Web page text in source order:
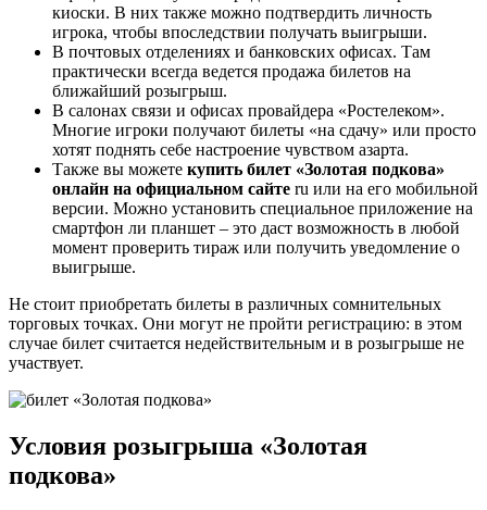
киоски. В них также можно подтвердить личность
игрока, чтобы впоследствии получать выигрыши.
В почтовых отделениях и банковских офисах. Там
практически всегда ведется продажа билетов на
ближайший розыгрыш.
В салонах связи и офисах провайдера «Ростелеком».
Многие игроки получают билеты «на сдачу» или просто
хотят поднять себе настроение чувством азарта.
Также вы можете купить билет «Золотая подкова»
онлайн на официальном сайте ru или на его мобильной
версии. Можно установить специальное приложение на
смартфон ли планшет – это даст возможность в любой
момент проверить тираж или получить уведомление о
выигрыше.
Не стоит приобретать билеты в различных сомнительных
торговых точках. Они могут не пройти регистрацию: в этом
случае билет считается недействительным и в розыгрыше не
участвует.
Условия розыгрыша «Золотая
подкова»